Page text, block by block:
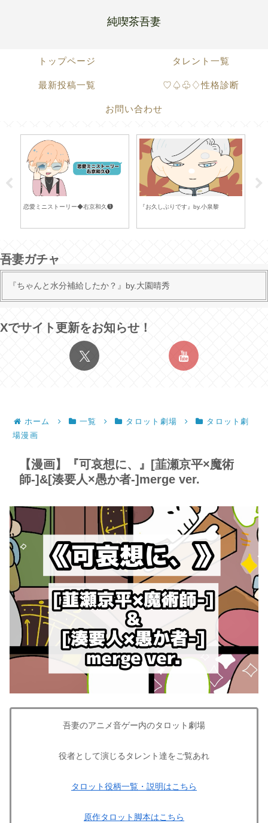
純喫茶吾妻
トップページ タレント一覧
最新投稿一覧 ♡♤♧♢性格診断
お問い合わせ
恋愛ミニストーリー◆右京和久❶ 『お久しぶりです』by.小泉黎
吾妻ガチャ
『ちゃんと水分補給したか？』by.大園晴秀
Xでサイト更新をお知らせ！
ホーム 一覧 タロット劇場
タロット劇
場漫画
【漫画】『可哀想に、』[韮瀬京平×魔術
師-]&[湊要人×愚か者-]merge ver.
吾妻のアニメ音ゲー内のタロット劇場
役者として演じるタレント達をご覧あれ
タロット役柄一覧・説明はこちら
原作タロット脚本はこちら